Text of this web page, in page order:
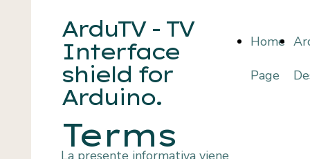
Home
Page
ArduTV - TV
Interface
shield for
Arduino.
Terms
La presente informativa viene